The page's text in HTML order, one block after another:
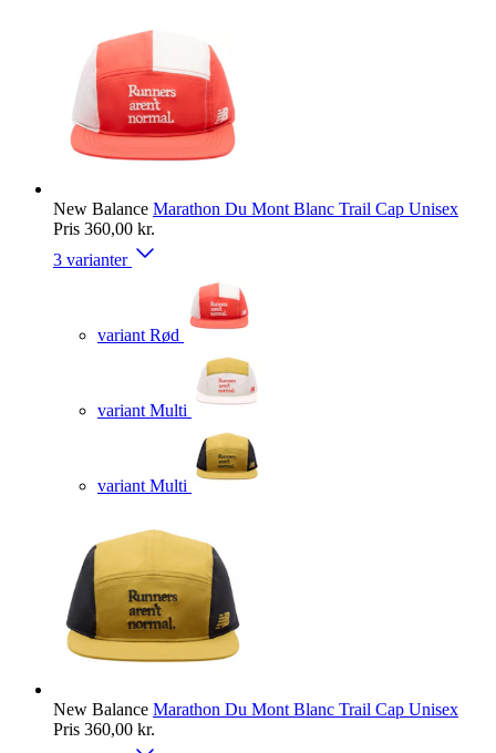
New Balance Marathon Du Mont Blanc Trail Cap Unisex
Pris 360,00 kr.
3 varianter
variant Rød
variant Multi
variant Multi
New Balance Marathon Du Mont Blanc Trail Cap Unisex
Pris 360,00 kr.